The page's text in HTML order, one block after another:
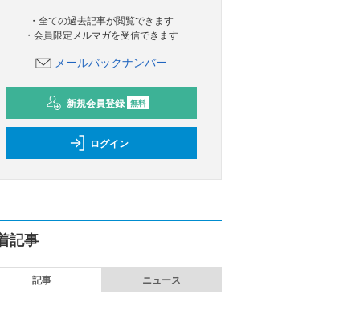
・全ての過去記事が閲覧できます
・会員限定メルマガを受信できます
メールバックナンバー
新規会員登録 無料
ログイン
記事
記事 ニュース